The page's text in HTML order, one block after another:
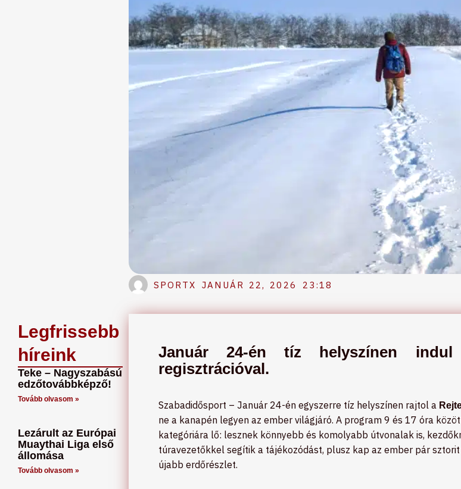
SPORTX JANUÁR 22, 2026 23:18
Legfrissebb
híreink
Teke – Nagyszabású
edzőtovábbképző!
Tovább olvasom »
Lezárult az Európai
Muaythai Liga első
állomása
Tovább olvasom »
Január 24-én tíz helyszínen
regisztrációval.
Szabadidősport – Január 24-én egyszerre tíz helyszínen rajtol a
ne a kanapén legyen az ember világjáró. A program 9 és 17 óra
kategóriára lő: lesznek könnyebb és komolyabb útvonalak is,
túravezetőkkel segítik a tájékozódást, plusz kap az ember pár
újabb erdőrészlet.